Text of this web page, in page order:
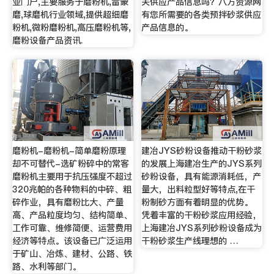
磨,球磨机行业领域,提供超细磨
粉机,微粉磨粉机,高压磨粉机等,
磨粉设备产品资讯.
有您所需要的各类预拌砂浆供应
产品信息的。
磨粉机-磨粉机-简单磨粉原理
却不可替代-选矿粉碎中的常客
磨粉机主要用于抗压强度不超过
320兆帕的各种物料的中碎、粗
碎作业，具有磨粉比大、产量
高、产品粒度均匀、结构简单、
工作可靠、维修简便、运营费用
经济等特点。该设备已广泛运用
于矿山、冶炼、建材、公路、铁
路、水利等部门。
建冶JYS砂粉设备推动干粉砂浆
的发展上海建冶生产的JYS系列
砂粉设备，具有能源消耗低，产
量大，出料粒型好等特点,在干
粉制砂方面有着明显的优势。
凭着丰富的干粉砂浆应用经验，
上海建冶JYS系列砂粉设备成为
干粉砂浆生产线理想的 …